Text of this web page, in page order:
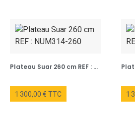
Plateau Suar 260 cm REF : NUM314-260
1 300,00 € TTC 1